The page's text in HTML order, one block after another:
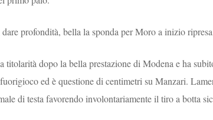
dare profondità, bella la sponda per Moro a inizio
titolarità dopo la bella prestazione di Modena e ha
ed è questione di centimetri su Manzari.
di testa favorendo involontariamente il tiro a botta